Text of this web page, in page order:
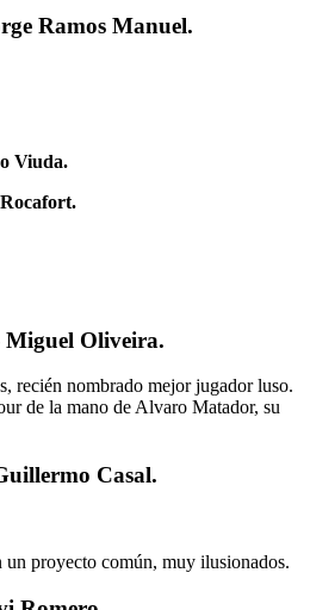
Ramos Manuel.
Viuda.
Oliveira.
recién nombrado mejor jugador luso.
de la mano de Alvaro Matador, su
Casal.
un proyecto común, muy ilusionados.